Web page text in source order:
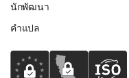
นักพัฒนา
คำแปล